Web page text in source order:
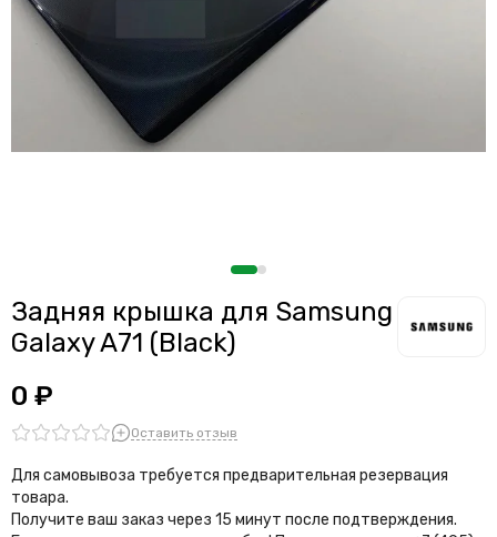
Считыватели, держатели SIM-карты, защелки батареи
Звонки, динамики и вибро
Шлейфы
Антенны
Проклейки дисплейного модуля
Задняя крышка для Samsung
Galaxy A71 (Black)
0 ₽
Оставить отзыв
Для самовывоза требуется предварительная резервация
товара.
Получите ваш заказ через 15 минут после подтверждения.